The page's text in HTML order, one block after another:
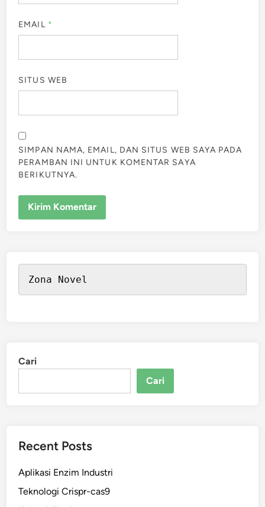
EMAIL *
SITUS WEB
SIMPAN NAMA, EMAIL, DAN SITUS WEB SAYA PADA
PERAMBAN INI UNTUK KOMENTAR SAYA
BERIKUTNYA.
Zona Novel
Cari
Cari
Recent Posts
Aplikasi Enzim Industri
Teknologi Crispr-cas9